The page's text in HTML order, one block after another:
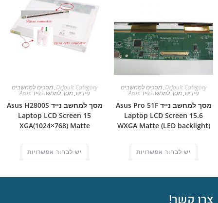
Default Category
,מסכים למחשבים
ניידים,מסך למחשב נייד Asus
מסך למחשב נייד Asus Pro 51F
Laptop LCD Screen 15.6
WXGA Matte (LED backlight)
יש לבחור אפשרויות
Default Category
,מסכים למחשבים
ניידים,מסך למחשב נייד Asus
מסך למחשב נייד Asus H2800S
Laptop LCD Screen 15
XGA(1024×768) Matte
יש לבחור אפשרויות